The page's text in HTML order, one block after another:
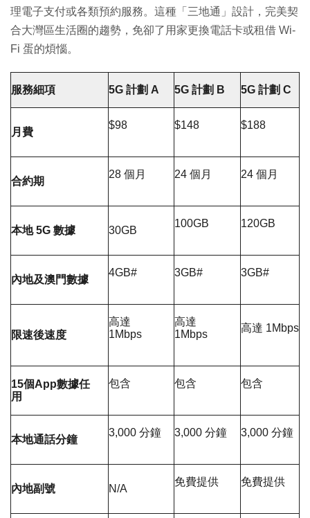
理電子支付或各類預約服務。這種「三地通」設計，完美契
合大灣區生活圈的趨勢，免卻了用家更換電話卡或租借 Wi-
Fi 蛋的煩惱。
服務細項 5G 計劃 A 5G 計劃 B 5G 計劃 C
月費
$98 $148 $188
合約期
28 個月 24 個月 24 個月
本地 5G 數據 30GB
100GB 120GB
內地及澳門數據
4GB# 3GB# 3GB#
限速後速度
高達
1Mbps
高達
1Mbps
高達 1Mbps
15個App數據任
用
包含 包含 包含
本地通話分鐘
3,000 分鐘 3,000 分鐘 3,000 分鐘
內地副號 N/A
免費提供 免費提供